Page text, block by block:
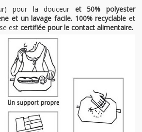
pour la douceur et 50% polyester
et un lavage facile. 100% recyclable et
est certifiée pour le contact alimentaire.